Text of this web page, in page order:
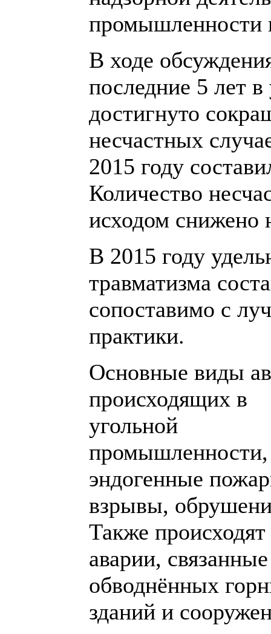
промышленности
В ходе
последние 5 лет
достигнуто
несчастных
2015 году
Количество
исходом снижено
В 2015 году
травматизма
сопоставимо с
практики.
Основные виды
происходящих в
угольной
эндогенные
взрывы,
Также происходят
аварии,
обводнённых
зданий и